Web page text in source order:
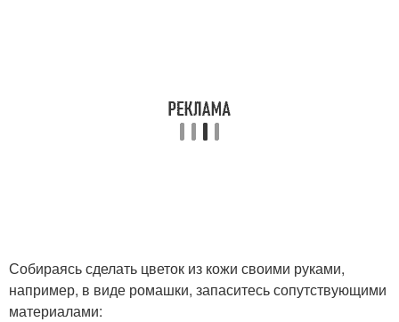
Собираясь сделать цветок из кожи своими руками,
например, в виде ромашки, запаситесь сопутствующими
материалами: